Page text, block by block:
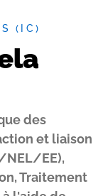
(IC)
des
et liaison
NEL/EE),
Traitement